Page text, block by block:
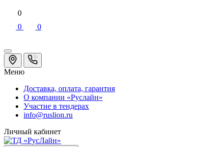
0
0
0
Меню
Доставка, оплата, гарантия
О компании «Руслайн»
Участие в тендерах
info@ruslion.ru
Личный кабинет